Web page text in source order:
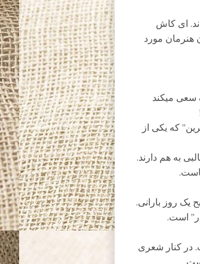
ای کاش
هنرمان مورد
سعی میکند
که یکی از
به هم دارند.
یک روز بارانی.
است.
در کنار شعری